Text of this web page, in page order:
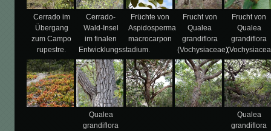
Cerrado im
Übergang
zum Campo
rupestre.
Cerrado-
Wald-Insel
im finalen
Entwicklungsstadium.
Früchte von
Aspidosperma
macrocarpon
Frucht von
Qualea
grandiflora
(Vochysiaceae).
Frucht von
Qualea
grandiflora
Qualea
grandiflora
Qualea
grandiflora